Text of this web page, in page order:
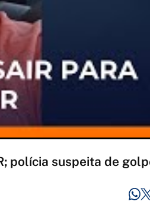
polícia suspeita de